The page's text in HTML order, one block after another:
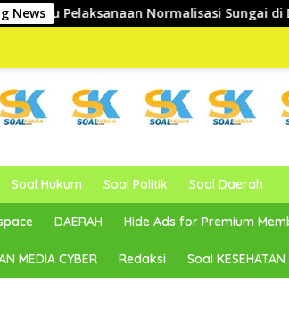
News
Normalisasi Sungai di Desa Air Panas
Soal Hukum Soal Politik Soal Daerah
DAERAH Hide Ads for Premium
MEDIA CYBER Redaksi Soal KESEHATAN